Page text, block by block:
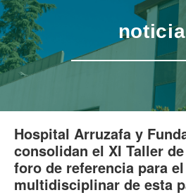
Hospital Arruzafa y
consolidan el XI Taller
foro de referencia para
multidisciplinar de esta